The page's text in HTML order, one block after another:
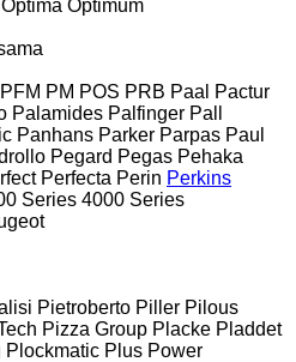
Optima Optimum
PFM PM POS PRB Paal
Pactur
Palamides Palfinger Pall
Panhans Parker Parpas Paul
Pegard Pegas Pehaka
Perfecta Perin Perkins
Series 4000 Series
Pietroberto Piller Pilous
Pizza Group Placke Pladdet
Plockmatic Plus Power